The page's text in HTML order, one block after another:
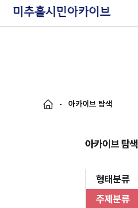
아카이브 탐색
아카이브 탐색
형태분류
주제분류